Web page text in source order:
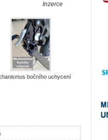
Inzerce
bočního uchycení